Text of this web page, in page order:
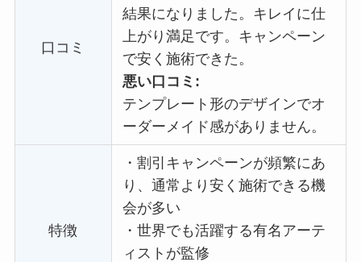
口コミ
結果になりました。キレイに仕
上がり満足です。キャンペーン
で安く施術できた。
悪い口コミ:
テンプレート形のデザインでオ
ーダーメイド感がありません。
特徴
・割引キャンペーンが頻繁にあ
り、通常より安く施術できる機
会が多い
・世界でも活躍する有名アーテ
ィストが監修